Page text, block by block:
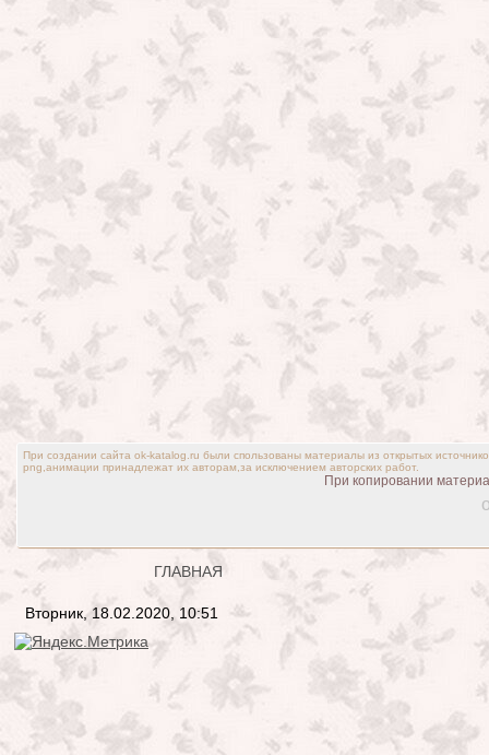
При создании сайта ok-katalog.ru были спользованы материалы из открытых
png,анимации принадлежат их авторам,за исключением авторских работ.
При копировании
ГЛАВНАЯ
Вторник, 18.02.2020, 10:51